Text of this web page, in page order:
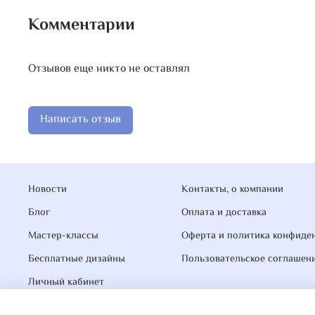
Комментарии
Отзывов еще никто не оставлял
Написать отзыв
Новости
Блог
Мастер-классы
Бесплатные дизайны
Личный кабинет
Контакты, о компании
Оплата и доставка
Оферта и политика
Пользовательское